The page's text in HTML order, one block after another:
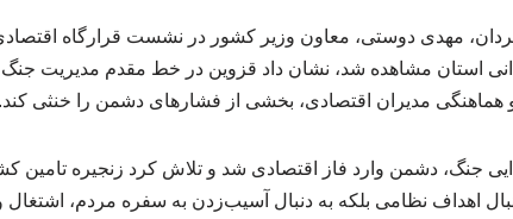
مهدی دوستی، معاون وزیر کشور در نشست قرارگاه
استان مشاهده شد، نشان داد قزوین در خط مقدم مدیریت جنگ
و هماهنگی مدیران اقتصادی، بخشی از فشارهای دشمن را خنثی کند.
جنگ، دشمن وارد فاز اقتصادی شد و تلاش کرد زنجیره تامین
اهداف نظامی بلکه به دنبال آسیب‌زدن به سفره مردم،